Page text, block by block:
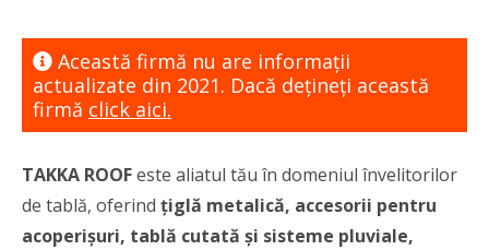
Această firmă nu are informaţii
actualizate din 2021. Dacă dețineți această
firmă click aici.
TAKKA ROOFeste aliatul tău în domeniul învelitorilor
de tablă, oferind țiglă metalică, accesorii pentru
acoperișuri, tablă cutată și sisteme pluviale,